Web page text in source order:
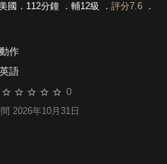
國．112分鐘 ． 輔12級 ． 評分7.6．
動作
英語
0
2026年10月31日